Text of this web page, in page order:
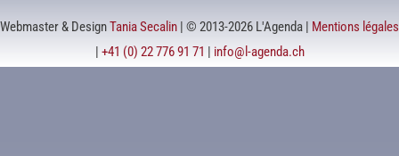
Webmaster & DesignTania Secalin | © 2013-2026 L'Agenda | Mentions légales
+41 (0) 22 776 91 71 info@l-agenda.ch